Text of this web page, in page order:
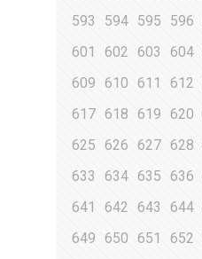
593
594 595 596
601
602 603 604
609
610 611 612
617 618 619 620
625
626 627 628
633
634 635 636
641
642 643 644
649
650 651 652